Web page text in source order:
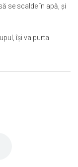
se scalde în apă, şi
îşi va purta